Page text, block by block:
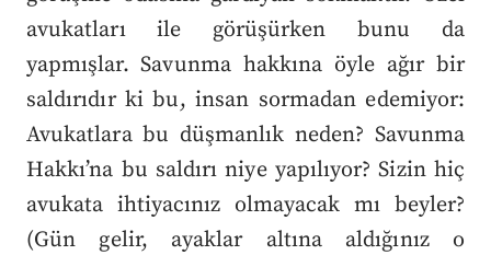
avukatları ile görüşürken bunu da
yapmışlar. Savunma hakkına öyle ağır bir
saldırıdır ki bu, insan sormadan edemiyor:
Avukatlara bu düşmanlık neden? Savunma
Hakkı’na bu saldırı niye yapılıyor? Sizin hiç
avukata ihtiyacınız olmayacak mı beyler?
(Gün gelir, ayaklar altına aldığınız o